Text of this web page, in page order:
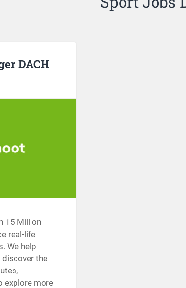
DACH
15 Million
real-life
We help
discover the
explore more